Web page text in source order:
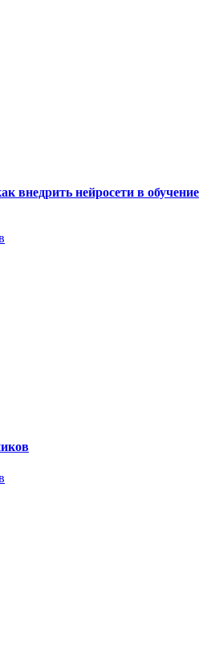
внедрить нейросети в обучение